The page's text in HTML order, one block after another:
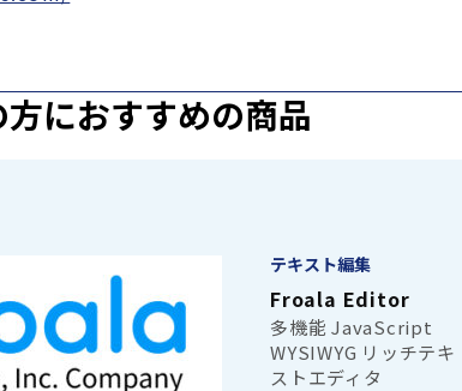
方におすすめの商品
テキスト編集
Froala Editor
多機能 JavaScript
WYSIWYG リッチテキ
ストエディタ